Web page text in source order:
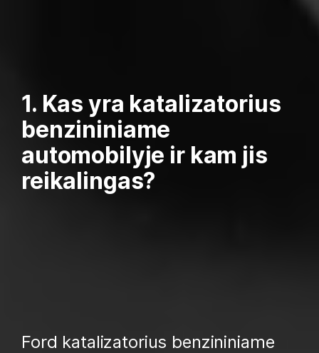
1. Kas yra katalizatorius
benzininiame
automobilyje ir kam jis
reikalingas?
Ford katalizatorius benzininiame